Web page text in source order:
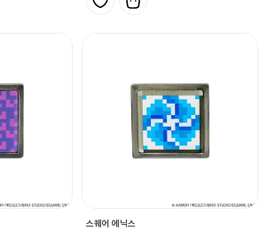
스퀘어 에닉스